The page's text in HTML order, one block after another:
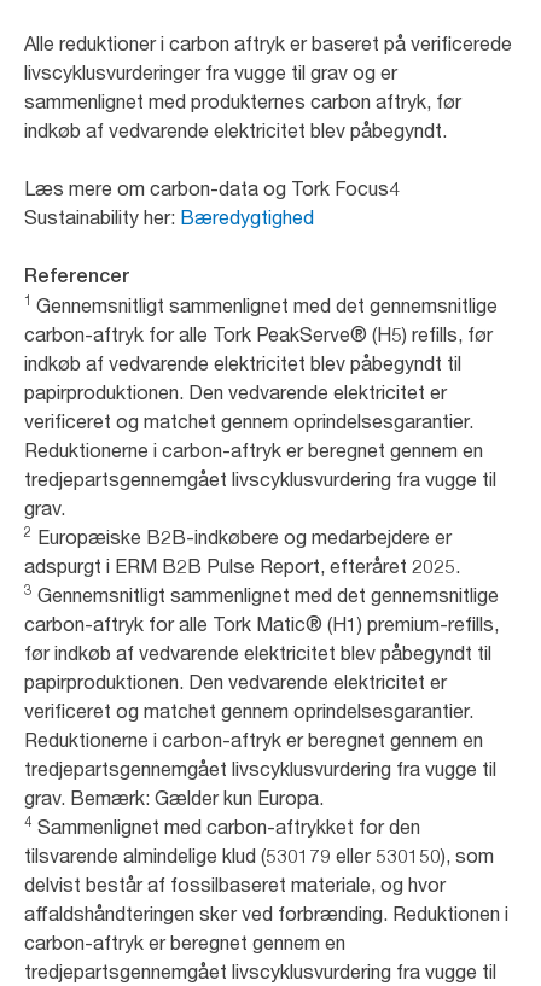
Alle reduktioner i carbon aftryk er baseret på verificerede
livscyklusvurderinger fra vugge til grav og er
sammenlignet med produkternes carbon aftryk, før
indkøb af vedvarende elektricitet blev påbegyndt.
Læs mere om carbon-data og Tork Focus4
Sustainability her: Bæredygtighed
Referencer
1 Gennemsnitligt sammenlignet med det gennemsnitlige
carbon-aftryk for alle Tork PeakServe® (H5) refills, før
indkøb af vedvarende elektricitet blev påbegyndt til
papirproduktionen. Den vedvarende elektricitet er
verificeret og matchet gennem oprindelsesgarantier.
Reduktionerne i carbon-aftryk er beregnet gennem en
tredjepartsgennemgået livscyklusvurdering fra vugge til
grav.
2 Europæiske B2B-indkøbere og medarbejdere er
adspurgt i ERM B2B Pulse Report, efteråret 2025.
3 Gennemsnitligt sammenlignet med det gennemsnitlige
carbon-aftryk for alle Tork Matic® (H1) premium-refills,
før indkøb af vedvarende elektricitet blev påbegyndt til
papirproduktionen. Den vedvarende elektricitet er
verificeret og matchet gennem oprindelsesgarantier.
Reduktionerne i carbon-aftryk er beregnet gennem en
tredjepartsgennemgået livscyklusvurdering fra vugge til
grav. Bemærk: Gælder kun Europa.
4 Sammenlignet med carbon-aftrykket for den
tilsvarende almindelige klud (530179 eller 530150), som
delvist består af fossilbaseret materiale, og hvor
affaldshåndteringen sker ved forbrænding. Reduktionen i
carbon-aftryk er beregnet gennem en
tredjepartsgennemgået livscyklusvurdering fra vugge til